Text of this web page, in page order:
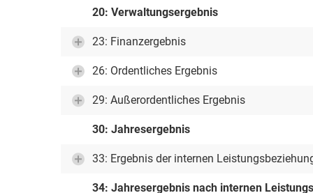
20: Verwaltungsergebnis
23: Finanzergebnis
26: Ordentliches Ergebnis
29: Außerordentliches Ergebnis
30: Jahresergebnis
33: Ergebnis der internen
34: Jahresergebnis nach internen